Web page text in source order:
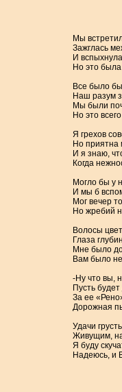
Мы
Зажглась
И
Но это была
Все было
Наш разум
Мы были
Но это
Я грехов
Но приятна
И я знаю,
Когда
Могло бы у
И мы б
Мог вечер
Но жребий
Волосы
Глаза
Мне было
Вам было
-Ну что вы,
Пусть будет
За ее
Дорожная
Удачи
Живущим,
Я буду
Надеюсь, и